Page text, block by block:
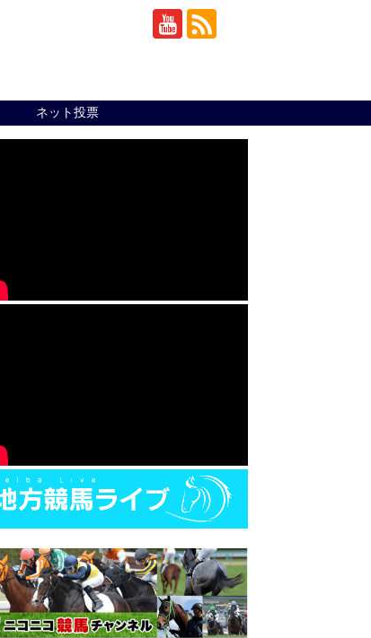
ネット投票